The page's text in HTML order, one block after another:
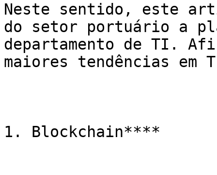
Neste sentido, este
do setor portuário a
departamento de TI.
maiores tendências em
1. Blockchain****